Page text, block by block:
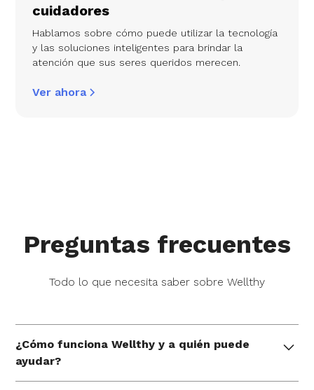
cuidadores
Hablamos sobre cómo puede utilizar la tecnología
y las soluciones inteligentes para brindar la
atención que sus seres queridos merecen.
Ver ahora
Preguntas frecuentes
Todo lo que necesita saber sobre Wellthy
¿Cómo funciona Wellthy y a quién puede
ayudar?